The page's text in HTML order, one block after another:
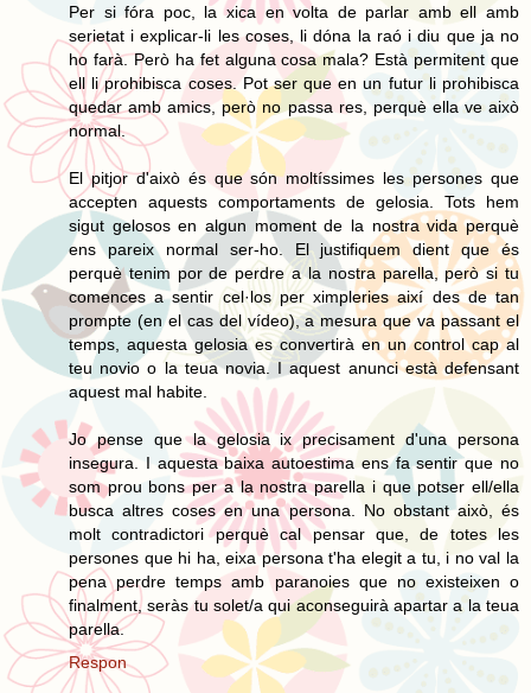
Per si fóra poc, la xica en volta de parlar amb ell amb
serietat i explicar-li les coses, li dóna la raó i diu que ja no
ho farà. Però ha fet alguna cosa mala? Està permitent que
ell li prohibisca coses. Pot ser que en un futur li prohibisca
quedar amb amics, però no passa res, perquè ella ve això
normal.
El pitjor d'això és que són moltíssimes les persones que
accepten aquests comportaments de gelosia. Tots hem
sigut gelosos en algun moment de la nostra vida perquè
ens pareix normal ser-ho. El justifiquem dient que és
perquè tenim por de perdre a la nostra parella, però si tu
comences a sentir cel·los per ximpleries així des de tan
prompte (en el cas del vídeo), a mesura que va passant el
temps, aquesta gelosia es convertirà en un control cap al
teu novio o la teua novia. I aquest anunci està defensant
aquest mal habite.
Jo pense que la gelosia ix precisament d'una persona
insegura. I aquesta baixa autoestima ens fa sentir que no
som prou bons per a la nostra parella i que potser ell/ella
busca altres coses en una persona. No obstant això, és
molt contradictori perquè cal pensar que, de totes les
persones que hi ha, eixa persona t'ha elegit a tu, i no val la
pena perdre temps amb paranoies que no existeixen o
finalment, seràs tu solet/a qui aconseguirà apartar a la teua
parella.
Respon